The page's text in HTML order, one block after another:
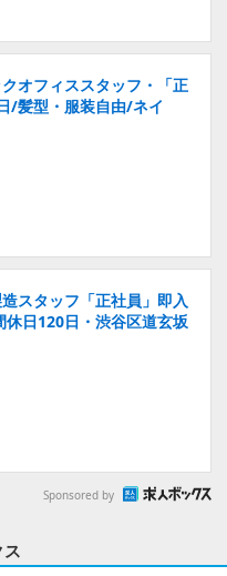
オフィススタッフ・「正
/髪型・服装自由/ネイ
スタッフ「正社員」即入
日120日・渋谷区道玄坂
Sponsored by
ス